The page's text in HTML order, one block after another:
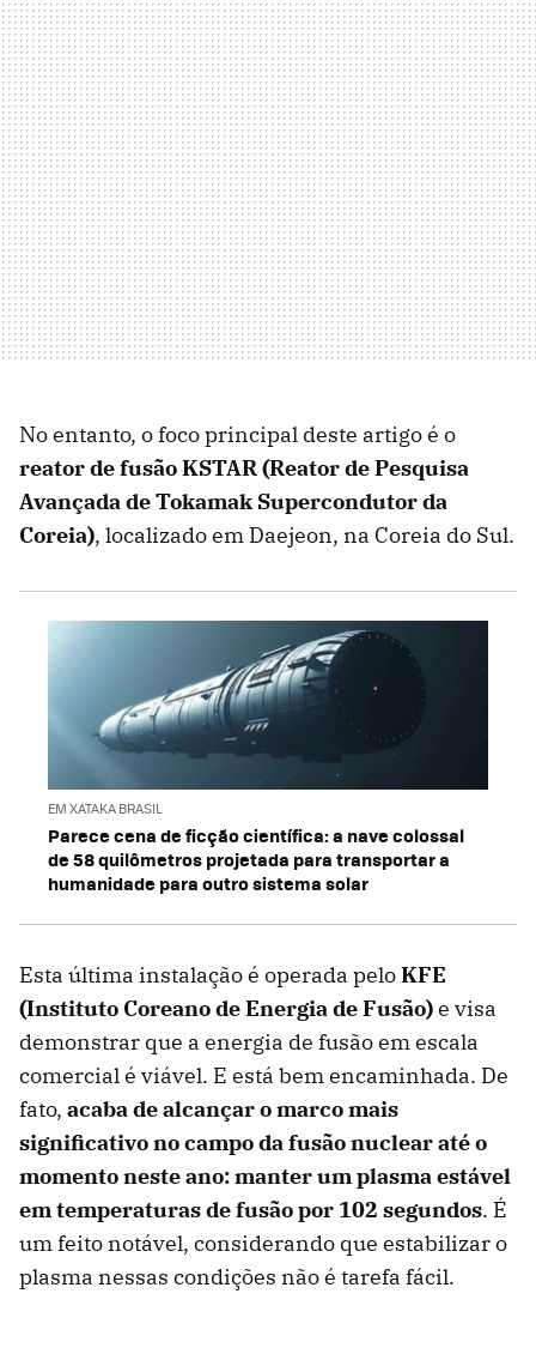
No entanto, o foco principal deste artigo é o
reator de fusão KSTAR (Reator de Pesquisa
Avançada de Tokamak Supercondutor da
Coreia), localizado em Daejeon, na Coreia do Sul.
EM XATAKA BRASIL
Parece cena de ficção científica: a nave colossal
de 58 quilômetros projetada para transportar a
humanidade para outro sistema solar
Esta última instalação é operada peloKFE
(Instituto Coreano de Energia de Fusão)e visa
demonstrar que a energia de fusão em escala
comercial é viável. E está bem encaminhada. De
fato, acaba de alcançar o marco mais
significativo no campo da fusão nuclear até o
momento neste ano: manter um plasma estável
em temperaturas de fusão por 102 segundos. É
um feito notável, considerando que estabilizar o
plasma nessas condições não é tarefa fácil.